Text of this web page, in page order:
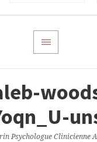
Psychologue Clinicienne